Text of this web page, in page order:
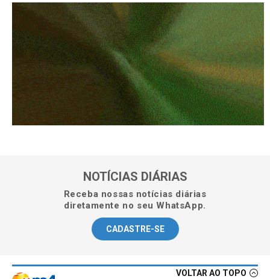
NOTÍCIAS DIÁRIAS
Receba nossas notícias diárias
diretamente no seu WhatsApp.
CADASTRE-SE
VOLTAR AO TOPO